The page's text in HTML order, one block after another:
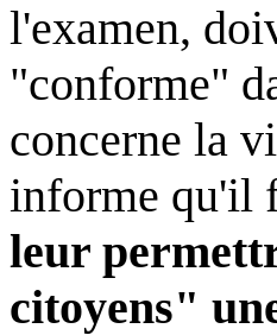
l'examen,
"conforme"
concerne la
informe qu'il
leur
citoyens"